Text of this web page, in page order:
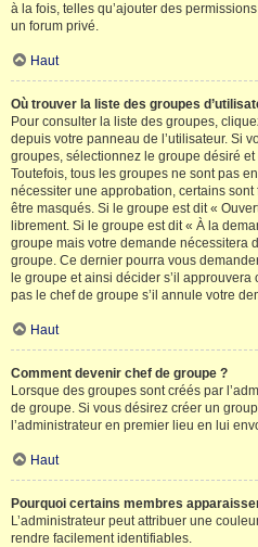
à la fois, telles qu’ajouter des
un forum privé.
Haut
Où trouver la liste des groupes
Pour consulter la liste des groupes,
depuis votre panneau de l’utilisateur. Si
groupes, sélectionnez le groupe désiré
Toutefois, tous les groupes ne sont pas
nécessiter une approbation, certains sont
être masqués. Si le groupe est dit «
librement. Si le groupe est dit « À la
groupe mais votre demande nécessitera
groupe. Ce dernier pourra vous
le groupe et ainsi décider s’il
pas le chef de groupe s’il annule votre
Haut
Comment devenir chef de groupe ?
Lorsque des groupes sont créés par
de groupe. Si vous désirez créer un
l’administrateur en premier lieu en lui
Haut
Pourquoi certains membres
L’administrateur peut attribuer une
rendre facilement identifiables.